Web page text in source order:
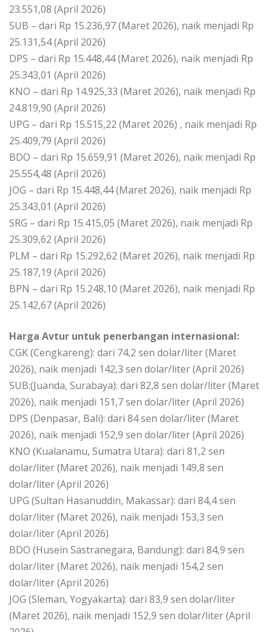
23.551,08 (April 2026)
SUB – dari Rp 15.236,97 (Maret 2026), naik menjadi Rp
25.131,54 (April 2026)
DPS – dari Rp 15.448,44 (Maret 2026), naik menjadi Rp
25.343,01 (April 2026)
KNO – dari Rp 14.925,33 (Maret 2026), naik menjadi Rp
24.819,90 (April 2026)
UPG – dari Rp 15.515,22 (Maret 2026) , naik menjadi Rp
25.409,79 (April 2026)
BDO – dari Rp 15.659,91 (Maret 2026), naik menjadi Rp
25.554,48 (April 2026)
JOG – dari Rp 15.448,44 (Maret 2026), naik menjadi Rp
25.343,01 (April 2026)
SRG – dari Rp 15.415,05 (Maret 2026), naik menjadi Rp
25.309,62 (April 2026)
PLM – dari Rp 15.292,62 (Maret 2026), naik menjadi Rp
25.187,19 (April 2026)
BPN – dari Rp 15.248,10 (Maret 2026), naik menjadi Rp
25.142,67 (April 2026)
Harga Avtur untuk penerbangan internasional:
CGK (Cengkareng): dari 74,2 sen dolar/liter (Maret
2026), naik menjadi 142,3 sen dolar/liter (April 2026)
SUB:(Juanda, Surabaya): dari 82,8 sen dolar/liter (Maret
2026), naik menjadi 151,7 sen dolar/liter (April 2026)
DPS (Denpasar, Bali): dari 84 sen dolar/liter (Maret
2026), naik menjadi 152,9 sen dolar/liter (April 2026)
KNO (Kualanamu, Sumatra Utara): dari 81,2 sen
dolar/liter (Maret 2026), naik menjadi 149,8 sen
dolar/liter (April 2026)
UPG (Sultan Hasanuddin, Makassar): dari 84,4 sen
dolar/liter (Maret 2026), naik menjadi 153,3 sen
dolar/liter (April 2026)
BDO (Husein Sastranegara, Bandung): dari 84,9 sen
dolar/liter (Maret 2026), naik menjadi 154,2 sen
dolar/liter (April 2026)
JOG (Sleman, Yogyakarta): dari 83,9 sen dolar/liter
(Maret 2026), naik menjadi 152,9 sen dolar/liter (April